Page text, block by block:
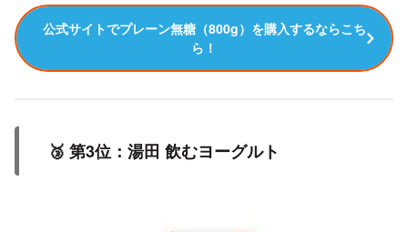
公式サイトでプレーン無糖（800g）を購入するならこち
ら！
🥉 第3位：湯田 飲むヨーグルト